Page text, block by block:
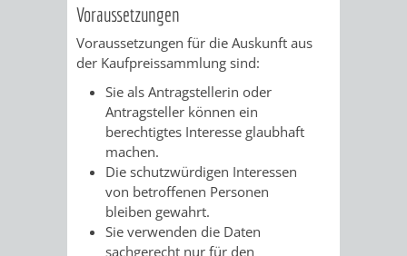
FÜR
SOZIALE
Voraussetzungen
Voraussetzungen für die Auskunft aus
der Kaufpreissammlung sind:
Sie als Antragstellerin oder
Antragsteller können ein
berechtigtes Interesse glaubhaft
machen.
Die schutzwürdigen Interessen
von betroffenen Personen
bleiben gewahrt.
Sie verwenden die Daten
sachgerecht nur für den